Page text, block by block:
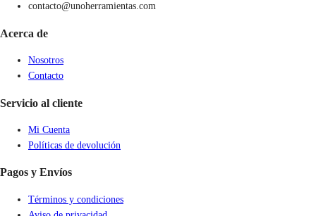
contacto@unoherramientas.com
Acerca de
Nosotros
Contacto
Servicio al cliente
Mi Cuenta
Políticas de devolución
Pagos y Envíos
Términos y condiciones